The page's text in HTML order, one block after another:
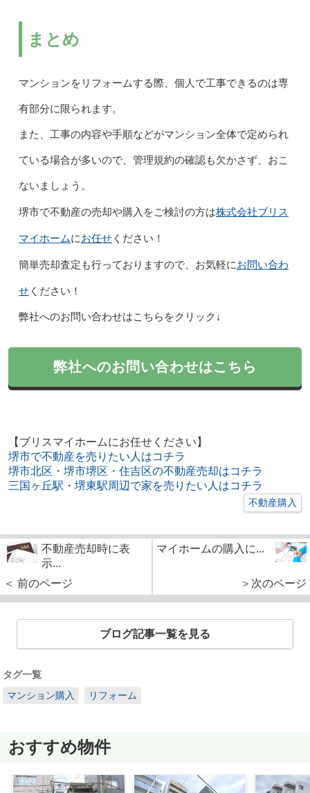
まとめ
マンションをリフォームする際、個人で工事できるのは専
有部分に限られます。
また、工事の内容や手順などがマンション全体で定められ
ている場合が多いので、管理規約の確認も欠かさず、おこ
ないましょう。
堺市で不動産の売却や購入をご検討の方は株式会社ブリス
マイホームにお任せください！
簡単売却査定も行っておりますので、お気軽にお問い合わ
せください！
弊社へのお問い合わせはこちらをクリック↓
弊社へのお問い合わせはこちら
【ブリスマイホームにお任せください】
堺市で不動産を売りたい人はコチラ
堺市北区・堺市堺区・住吉区の不動産売却はコチラ
三国ヶ丘駅・堺東駅周辺で家を売りたい人はコチラ
不動産購入
不動産売却時に表
示...
＜ 前のページ
マイホームの購入に...
＞次のページ
ブログ記事一覧を見る
タグ一覧
マンション購入
リフォーム
おすすめ物件